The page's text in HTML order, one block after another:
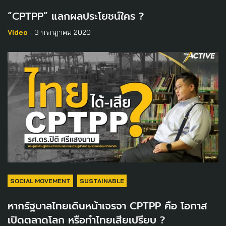
“CPTPP” แลกผลประโยชน์ใคร ?
Video - 3 กรกฎาคม 2020
SOCIAL MOVEMENT SUSTAINABLE
หากรัฐบาลไทยเดินหน้าเจรจา CPTPP คือ โอกาส
เปิดตลาดโลก หรือทำไทยเสียเปรียบ ?